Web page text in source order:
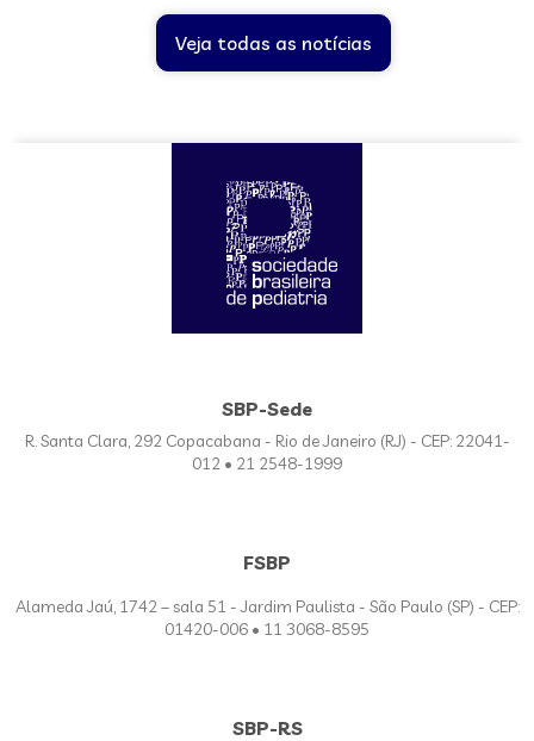
Veja todas as notícias
SBP-Sede
R. Santa Clara, 292 Copacabana - Rio de Janeiro (RJ) - CEP: 22041-
012 • 21 2548-1999
FSBP
Alameda Jaú, 1742 – sala 51 - Jardim Paulista - São Paulo (SP) - CEP:
01420-006 • 11 3068-8595
SBP-RS